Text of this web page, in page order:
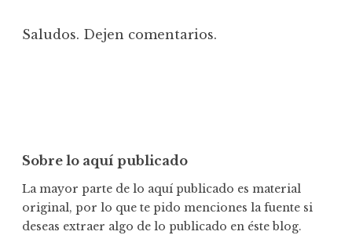
Saludos. Dejen comentarios.
Sobre lo aquí publicado
La mayor parte de lo aquí publicado es material
original, por lo que te pido menciones la fuente si
deseas extraer algo de lo publicado en éste blog.